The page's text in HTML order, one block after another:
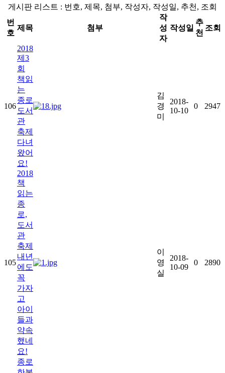
게시판 리스트 : 번호, 제목, 첨부, 작성자, 작성일, 추천, 조회
번
호
제목 첨부
작
성
자
작성일
추
천
조회
106
2018
제3
회
책읽
는
종로
도서
관
축제
다녀
왔어
요!
김
경
미
2018-
10-10
0 2947
105
2018
책
읽는
종
로,
도서
관
축제
내년
에도
꼭
가자
고
아이
들과
약속
했네
요!
이
영
실
2018-
10-09
0 2890
종로